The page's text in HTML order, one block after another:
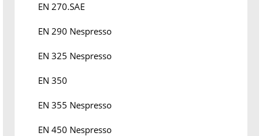
EN 270.SAE
EN 290 Nespresso
EN 325 Nespresso
EN 350
EN 355 Nespresso
EN 450 Nespresso